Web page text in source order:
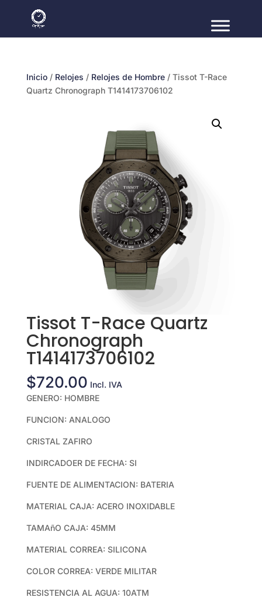
Inicio/ Relojes / Relojes de Hombre/ Tissot T-Race
Quartz Chronograph T1414173706102
Tissot T-Race Quartz
Chronograph
T1414173706102
$720.00 Incl. IVA
GENERO: HOMBRE
FUNCION: ANALOGO
CRISTAL ZAFIRO
INDIRCADOER DE FECHA: SI
FUENTE DE ALIMENTACION: BATERIA
MATERIAL CAJA: ACERO INOXIDABLE
TAMAñO CAJA: 45MM
MATERIAL CORREA: SILICONA
COLOR CORREA: VERDE MILITAR
RESISTENCIA AL AGUA: 10ATM